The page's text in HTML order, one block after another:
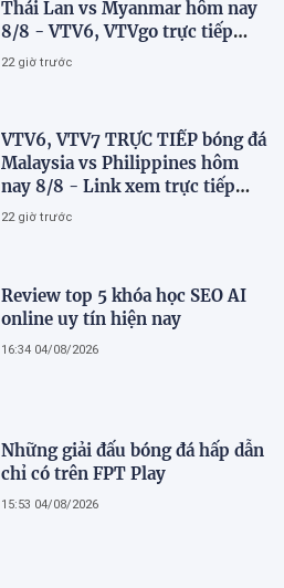
Thái Lan vs Myanmar hôm nay
8/8 - VTV6, VTVgo trực tiếp
AFF Cup 2026
22 giờ trước
VTV6, VTV7 TRỰC TIẾP bóng đá
Malaysia vs Philippines hôm
nay 8/8 - Link xem trực tiếp
AFF Cup 2026 mới nhất
22 giờ trước
Review top 5 khóa học SEO AI
online uy tín hiện nay
16:34 04/08/2026
Những giải đấu bóng đá hấp dẫn
chỉ có trên FPT Play
15:53 04/08/2026